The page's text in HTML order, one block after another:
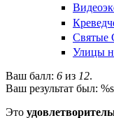
Святые
Улицы
Ваш балл: 6 из 12.
Ваш результат был:
Это